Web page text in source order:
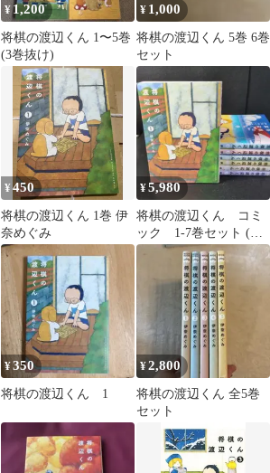
¥1,200
将棋の渡辺くん 1〜5巻
(3巻抜け)
¥ 1,000
将棋の渡辺くん 5巻 6巻
セット
¥450
将棋の渡辺くん 1巻 伊
奈めぐみ
¥5,980
将棋の渡辺くん コミ
ック 1-7巻セット (講
談社)
¥350
将棋の渡辺くん 1
¥2,800
将棋の渡辺くん 全5巻
セット